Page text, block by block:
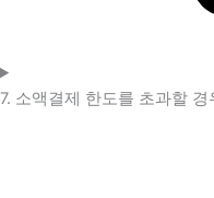
7. 소액결제 한도를 초과할